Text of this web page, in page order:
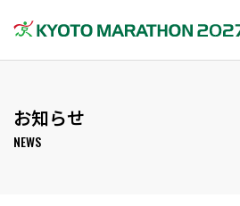
お知らせ
NEWS